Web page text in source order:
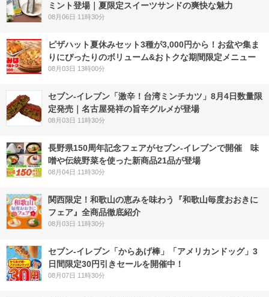
ミント登場｜夏限定スイーツサンドの爽快な魅力
08月06日 11時30分
ピザハット夏休みセット3種が3,000円から！お盆や集ま
りにぴったりのボリューム&おトクな期間限定メニュー
08月03日 13時00分
セブン-イレブン「激辛！台湾ミンチカツ」8月4日数量限
定発売｜名古屋発祥の旨辛グルメが登場
08月03日 11時30分
長野県150周年記念フェアがセブン-イレブンで開催 味
噌や伝統野菜を使った新商品21品が登場
08月04日 11時30分
関西限定！和歌山の恵みを味わう『和歌山毎度おおきに
フェア』全商品徹底紹介
08月03日 11時30分
セブン‐イレブン「からあげ棒」「アメリカンドッグ」3
日間限定30円引きセールを開催中！
08月07日 11時30分